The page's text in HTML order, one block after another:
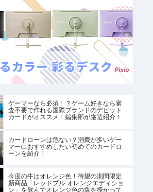
ゲーマーなら必須！？ゲーム好きなら審
査不要で作れる国際ブランドのデビット
カードがオススメ！編集部が厳選紹介！
カードローンは危ない？消費が多いゲー
マーにおすすめしたい初めてのカードロ
ーンを紹介！
今度の牛はオレンジ色！待望の期間限定
新商品「レッドブル オレンジエディショ
ン」を飲んでオレンジ色の翼を授かって